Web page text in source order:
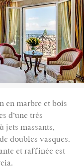
en marbre et bois
d’une très
jets massants,
doubles vasques.
et raffinée est